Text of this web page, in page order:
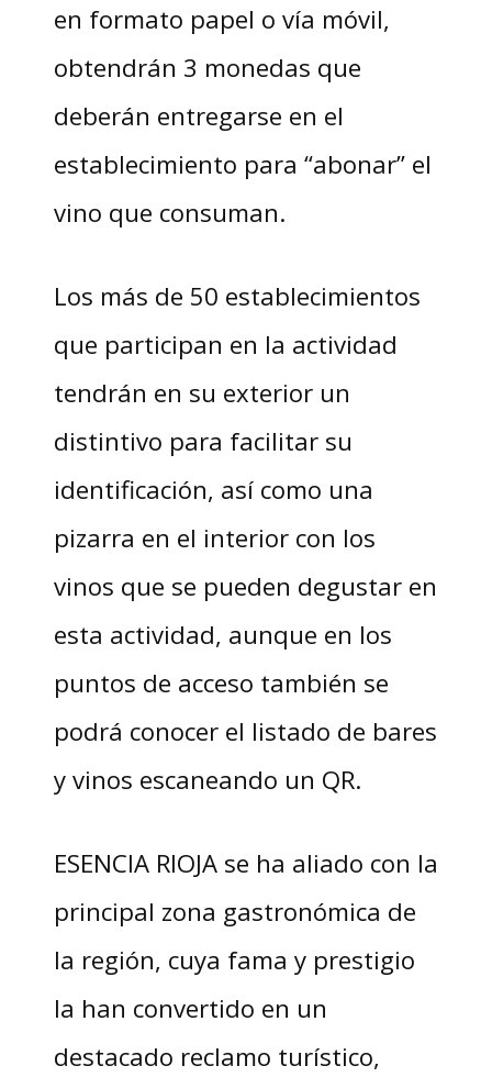
en formato papel o vía móvil,
obtendrán 3 monedas que
deberán entregarse en el
establecimiento para “abonar” el
vino que consuman.
Los más de 50 establecimientos
que participan en la actividad
tendrán en su exterior un
distintivo para facilitar su
identificación, así como una
pizarra en el interior con los
vinos que se pueden degustar en
esta actividad, aunque en los
puntos de acceso también se
podrá conocer el listado de bares
y vinos escaneando un QR.
ESENCIA RIOJA se ha aliado con la
principal zona gastronómica de
la región, cuya fama y prestigio
la han convertido en un
destacado reclamo turístico,